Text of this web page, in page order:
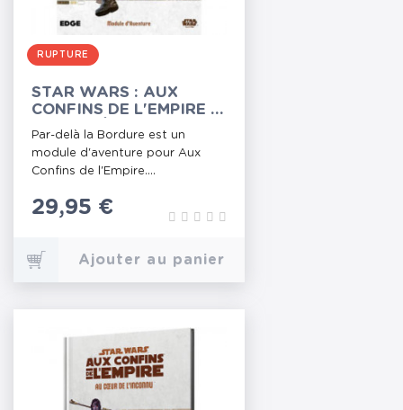
RUPTURE
STAR WARS : AUX
CONFINS DE L'EMPIRE -
PAR-DELÀ LA BORDURE
Par-delà la Bordure est un
module d'aventure pour Aux
Confins de l'Empire....
Prix
29,95 €
Ajouter au panier